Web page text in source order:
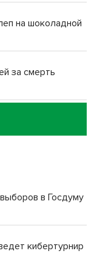
на шоколадной
за смерть
смерть
селе лошади
врачей
в Госдуму
кибертурнир